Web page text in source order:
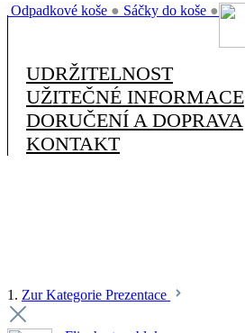
Odpadkové koše ● Sáčky do koše ●
UDRŽITELNOST
UŽITEČNÉ INFORMACE
DORUČENÍ A DOPRAVA
KONTAKT
1. Zur Kategorie Prezentace